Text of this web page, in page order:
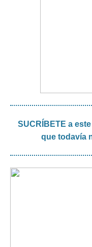
SUCRÍBETE a
que todavía